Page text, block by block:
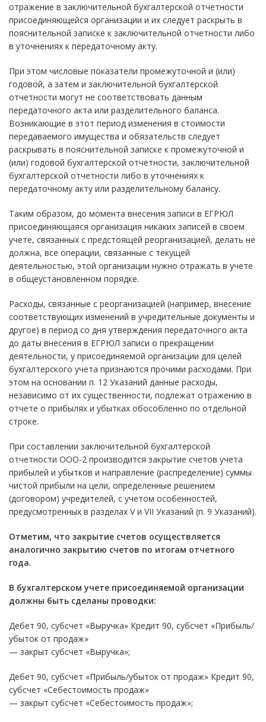
отражение в заключительной бухгалтерской отчетности
присоединяющейся организации и их следует раскрыть в
пояснительной записке к заключительной отчетности либо
в уточнениях к передаточному акту.
При этом числовые показатели промежуточной и (или)
годовой, а затем и заключительной бухгалтерской
отчетности могут не соответствовать данным
передаточного акта или разделительного баланса.
Возникающие в этот период изменения в стоимости
передаваемого имущества и обязательств следует
раскрывать в пояснительной записке к промежуточной и
(или) годовой бухгалтерской отчетности, заключительной
бухгалтерской отчетности либо в уточнениях к
передаточному акту или разделительному балансу.
Таким образом, до момента внесения записи в ЕГРЮЛ
присоединяющаяся организация никаких записей в своем
учете, связанных с предстоящей реорганизацией, делать не
должна, все операции, связанные с текущей
деятельностью, этой организации нужно отражать в учете
в общеустановленном порядке.
Расходы, связанные с реорганизацией (например, внесение
соответствующих изменений в учредительные документы и
другое) в период со дня утверждения передаточного акта
до даты внесения в ЕГРЮЛ записи о прекращении
деятельности, у присоединяемой организации для целей
бухгалтерского учета признаются прочими расходами. При
этом на основании п. 12 Указаний данные расходы,
независимо от их существенности, подлежат отражению в
отчете о прибылях и убытках обособленно по отдельной
строке.
При составлении заключительной бухгалтерской
отчетности ООО-2 производится закрытие счетов учета
прибылей и убытков и направление (распределение) суммы
чистой прибыли на цели, определенные решением
(договором) учредителей, с учетом особенностей,
предусмотренных в разделах V и VII Указаний (п. 9 Указаний).
Отметим, что закрытие счетов осуществляется
аналогично закрытию счетов по итогам отчетного
года.
В бухгалтерском учете присоединяемой организации
должны быть сделаны проводки:
Дебет 90, субсчет «Выручка» Кредит 90, субсчет «Прибыль/
убыток от продаж»
— закрыт субсчет «Выручка»;
Дебет 90, субсчет «Прибыль/убыток от продаж» Кредит 90,
субсчет «Себестоимость продаж»
— закрыт субсчет «Себестоимость продаж»;